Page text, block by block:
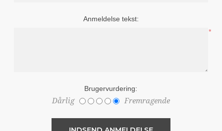
Anmeldelse tekst:
*
Brugervurdering:
Dårlig Fremragende